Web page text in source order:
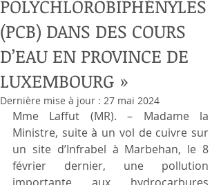
POLYCHLOROBIPHÉNYLES
(PCB) DANS DES COURS
D’EAU EN PROVINCE DE
LUXEMBOURG »
Dernière mise à jour : 27 mai 2024
Mme Laffut (MR). – Madame la
Ministre, suite à un vol de cuivre sur
un site d’Infrabel à Marbehan, le 8
février dernier, une pollution